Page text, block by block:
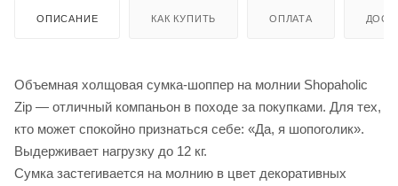
ОПИСАНИЕ КАК КУПИТЬ ОПЛАТА
Объемная холщовая сумка-шоппер на молнии Shopaholic
Zip — отличный компаньон в походе за покупками. Для тех,
кто может спокойно признаться себе: «Да, я шопоголик».
Выдерживает нагрузку до 12 кг.
Сумка застегивается на молнию в цвет декоративных